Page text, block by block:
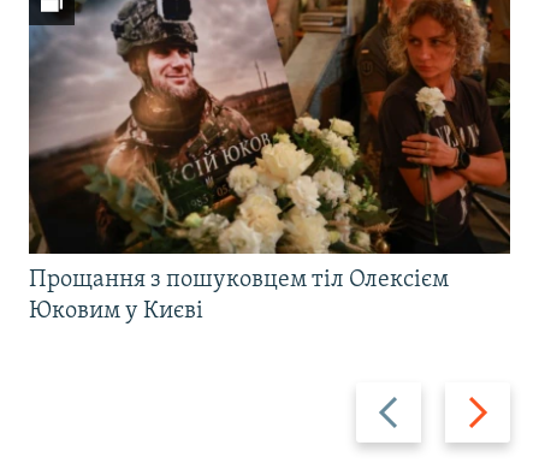
Назад Вперед
Прощання з пошуковцем тіл Олексієм
Юковим у Києві